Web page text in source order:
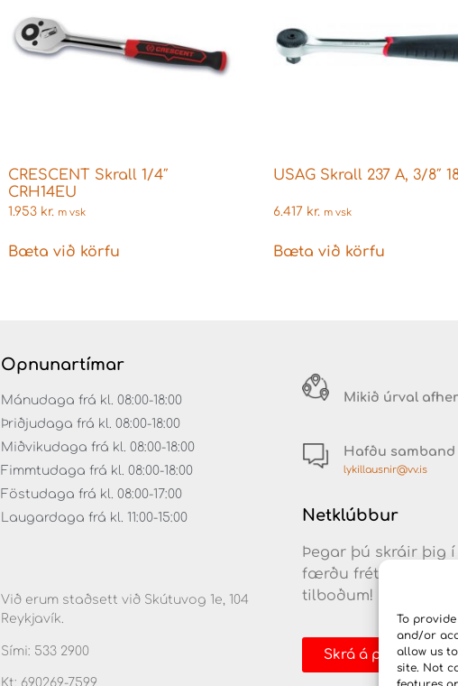
To
and/or
allow us
site. Not
CRESCENT Skrall 1/4″
CRH14EU
1.953 kr. m vsk
Bæta við körfu
USAG Skrall 237 A, 3/8″
6.417 kr. m vsk
Bæta við körfu
Opnunartímar
Mánudaga frá kl. 08:00-18:00
Þriðjudaga frá kl. 08:00-18:00
Miðvikudaga frá kl. 08:00-18:00
Fimmtudaga frá kl. 08:00-18:00
Föstudaga frá kl. 08:00-17:00
Laugardaga frá kl. 11:00-15:00
Við erum staðsett við Skútuvog 1e, 104
Reykjavík.
Sími: 533 2900
Kt: 690269-7599
Mikið úrval
Hafðu samband
lykillausnir@vv.is
Netklúbbur
Þegar þú skráir þig
færðu fréttir af
tilboðum!
Skrá á póstlista